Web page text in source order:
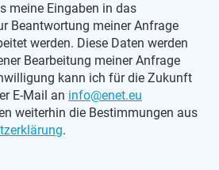
meine Eingaben in das
Beantwortung meiner Anfrage
werden. Diese Daten werden
Bearbeitung meiner Anfrage
kann ich für die Zukunft
E-Mail an info@enet.eu
weiterhin die Bestimmungen aus
.